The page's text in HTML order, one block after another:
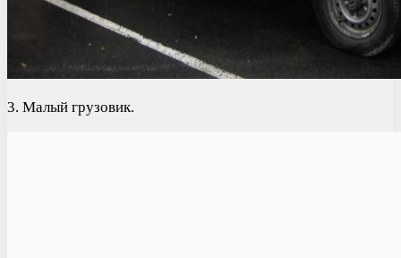
3. Малый грузовик.